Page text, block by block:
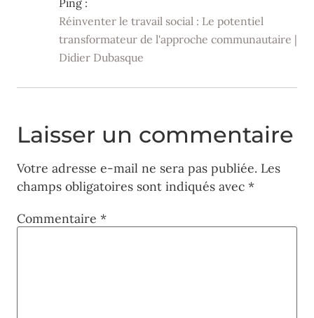
Ping :
Réinventer le travail social : Le potentiel
transformateur de l'approche communautaire |
Didier Dubasque
Laisser un commentaire
Votre adresse e-mail ne sera pas publiée. Les
champs obligatoires sont indiqués avec *
Commentaire *